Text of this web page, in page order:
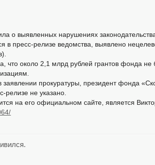
о выявленных нарушениях
в пресс-релизе ведомства, выявлено
что около 2,1 млрд рублей грантов фонда
заявлении прокуратуры, президент фонда
не указано.
на его официальном сайте, является